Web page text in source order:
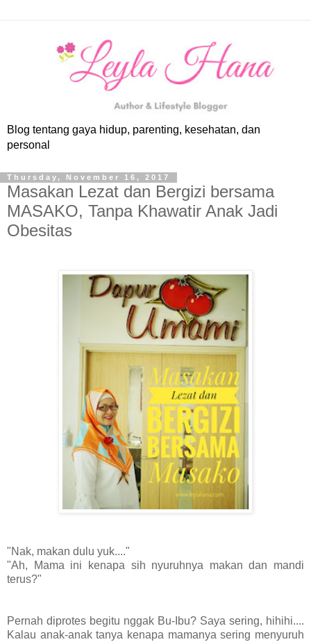
Blog tentang gaya hidup, parenting, kesehatan, dan
personal
Thursday, November 16, 2017
Masakan Lezat dan Bergizi bersama
MASAKO, Tanpa Khawatir Anak Jadi
Obesitas
"Nak, makan dulu yuk...."
"Ah, Mama ini kenapa sih nyuruhnya makan dan mandi
terus?"
Pernah diprotes begitu nggak Bu-Ibu? Saya sering, hihihi....
Kalau anak-anak tanya kenapa mamanya sering menyuruh